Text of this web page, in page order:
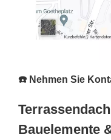
☎️ Nehmen Sie
Bauelemente